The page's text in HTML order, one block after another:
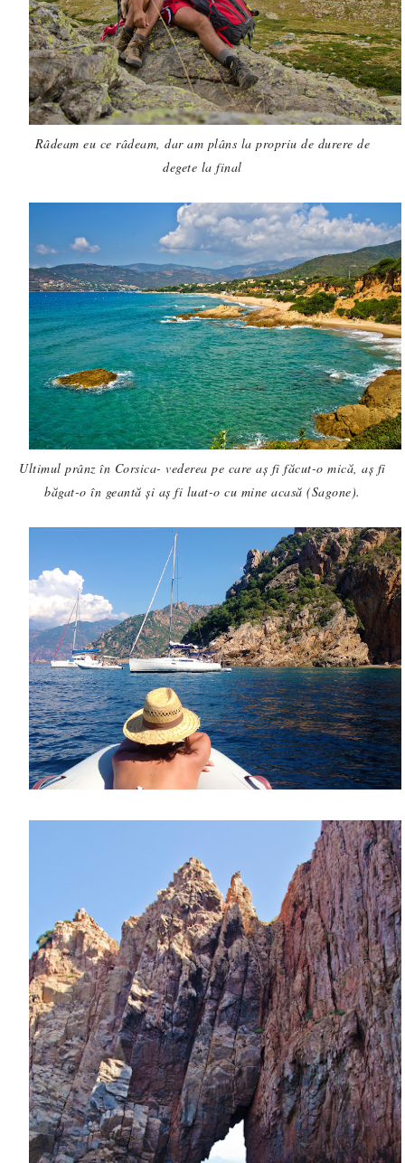
Râdeam eu ce râdeam, dar am plâns la propriu de durere de
degete la final
Ultimul prânz în Corsica- vederea pe care aș fi făcut-o mică, aș fi
băgat-o în geantă și aș fi luat-o cu mine acasă (Sagone).